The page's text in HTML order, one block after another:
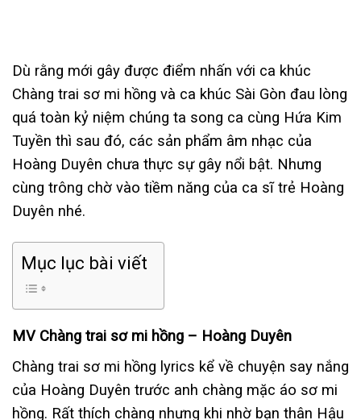
Dù rằng mới gây được điểm nhấn với ca khúc
Chàng trai sơ mi hồng và ca khúc Sài Gòn đau lòng
quá toàn kỷ niệm chúng ta song ca cùng Hứa Kim
Tuyền thì sau đó, các sản phẩm âm nhạc của
Hoàng Duyên chưa thực sự gây nổi bật. Nhưng
cùng trông chờ vào tiềm năng của ca sĩ trẻ Hoàng
Duyên nhé.
Mục lục bài viết
MV Chàng trai sơ mi hồng – Hoàng Duyên
Chàng trai sơ mi hồng lyrics kể về chuyện say nắng
của Hoàng Duyên trước anh chàng mặc áo sơ mi
hồng. Rất thích chàng nhưng khi nhờ bạn thân Hậu